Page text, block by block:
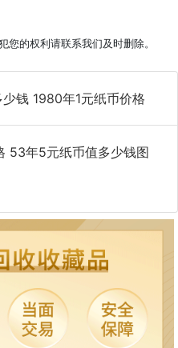
您的权利请联系我们及时删除。
钱 1980年1元纸币价格
53年5元纸币值多少钱图